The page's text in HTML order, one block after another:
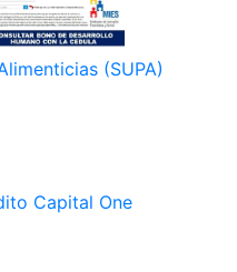
(SUPA)
Capital One